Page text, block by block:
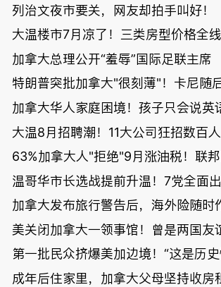
列治文夜市要关，网友却拍手叫好！
大温楼市7月凉了！三类房型价格全线
加拿大总理公开“羞辱”国际足联主席
特朗普突批加拿大"很刻薄"！卡尼随
加拿大华人家庭困境！孩子只会说英
大温8月招聘潮！11大公司狂招数百人
63%加拿大人"拒绝"9月涨油税！联
温哥华市长选战提前升温！7党全面
加拿大发布旅行警告后，海外险随时
美关闭加拿大一领事馆！曾是两国友
第一批民众挤爆美加边境！“这是历史
成年后住家里，加拿大父母坚持收房